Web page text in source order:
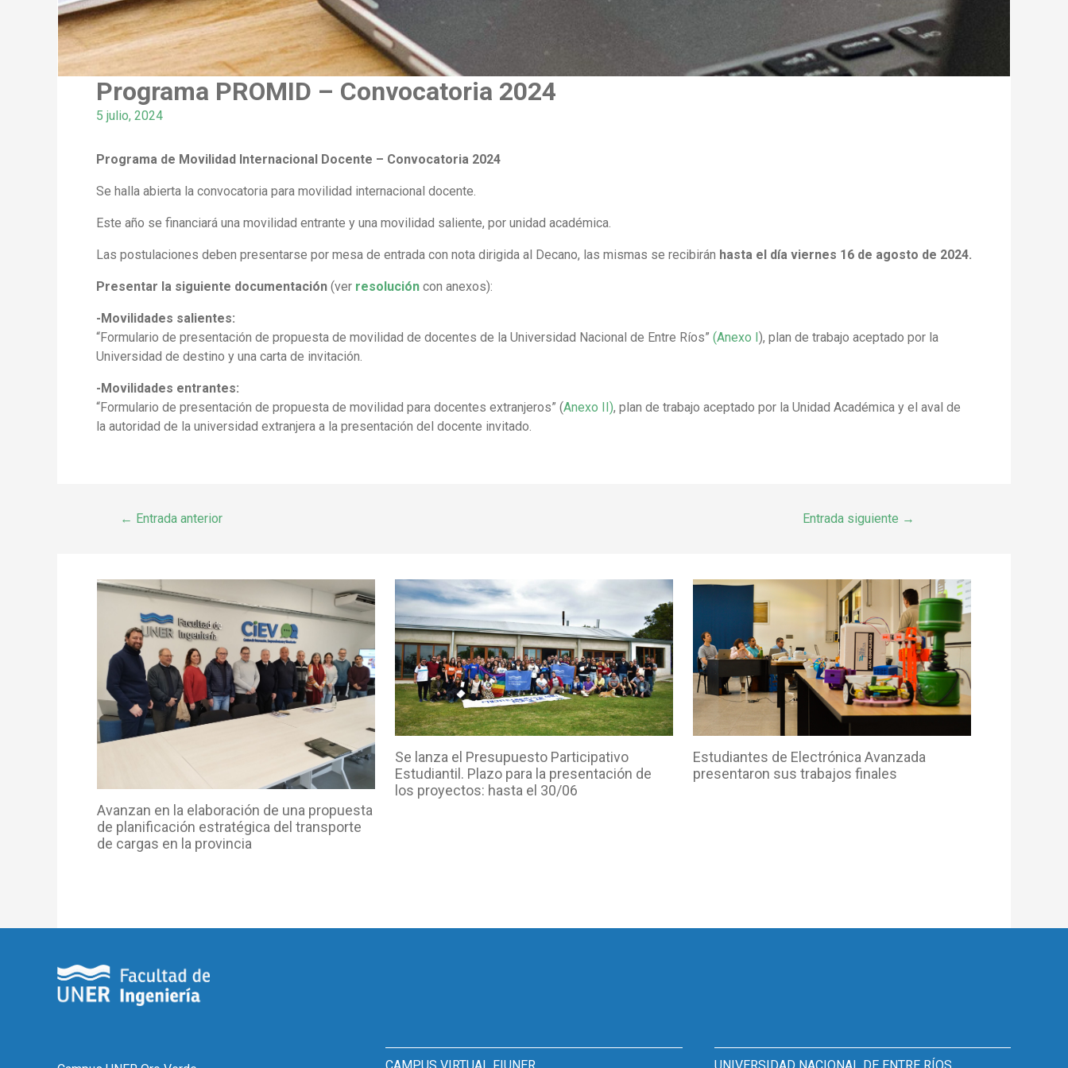
Programa PROMID – Convocatoria 2024
5 julio, 2024
Programa de Movilidad Internacional Docente – Convocatoria 2024
Se halla abierta la convocatoria para movilidad internacional docente.
Este año se financiará una movilidad entrante y una movilidad saliente, por unidad académica.
Las postulaciones deben presentarse por mesa de entrada con nota dirigida al Decano, las mismas se recibirán hasta el día viernes 16 de agosto de 2024.
Presentar la siguiente documentación (ver resolución con anexos):
-Movilidades salientes:
“Formulario de presentación de propuesta de movilidad de docentes de la Universidad Nacional de Entre Ríos” (Anexo I), plan de trabajo aceptado por la
Universidad de destino y una carta de invitación.
-Movilidades entrantes:
“Formulario de presentación de propuesta de movilidad para docentes extranjeros” (Anexo II), plan de trabajo aceptado por la Unidad Académica y el aval de
la autoridad de la universidad extranjera a la presentación del docente invitado.
← Entrada anterior Entrada siguiente →
Avanzan en la elaboración de una propuesta
de planificación estratégica del transporte
de cargas en la provincia
Se lanza el Presupuesto Participativo
Estudiantil. Plazo para la presentación de
los proyectos: hasta el 30/06
Estudiantes de Electrónica Avanzada
presentaron sus trabajos finales